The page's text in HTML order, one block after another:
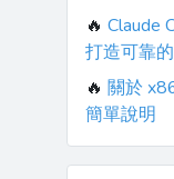
🔥 Claude
打造可靠
🔥 關於
簡單說明